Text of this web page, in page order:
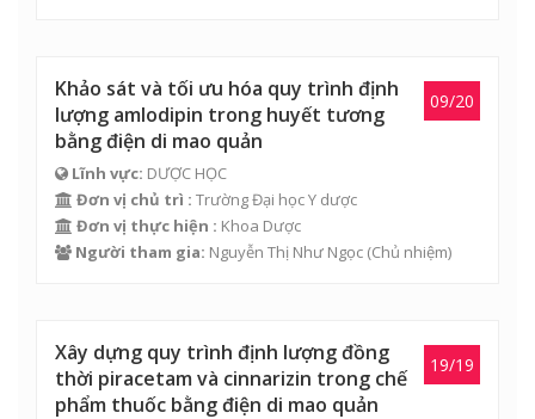
09/20
Khảo sát và tối ưu hóa quy trình định
lượng amlodipin trong huyết tương
bằng điện di mao quản
Lĩnh vực: DƯỢC HỌC
Đơn vị chủ trì : Trường Đại học Y dược
Đơn vị thực hiện : Khoa Dược
Người tham gia: Nguyễn Thị Như Ngọc (Chủ nhiệm)
19/19
Xây dựng quy trình định lượng đồng
thời piracetam và cinnarizin trong chế
phẩm thuốc bằng điện di mao quản